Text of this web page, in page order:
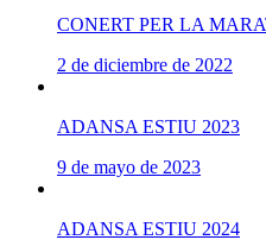
CONERT PER LA
2 de diciembre de 2022
ADANSA ESTIU 2023
9 de mayo de 2023
ADANSA ESTIU 2024